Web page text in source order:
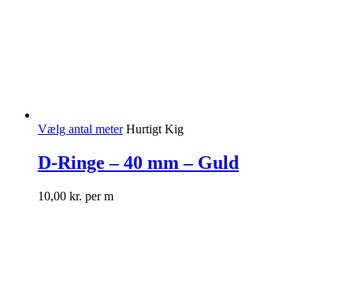
Vælg antal meter Hurtigt Kig
D-Ringe – 40 mm – Guld
10,00 kr. per m